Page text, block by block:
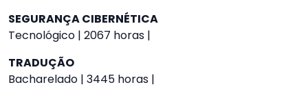
SEGURANÇA CIBERNÉTICA
Tecnológico | 2067 horas |
TRADUÇÃO
Bacharelado | 3445 horas |